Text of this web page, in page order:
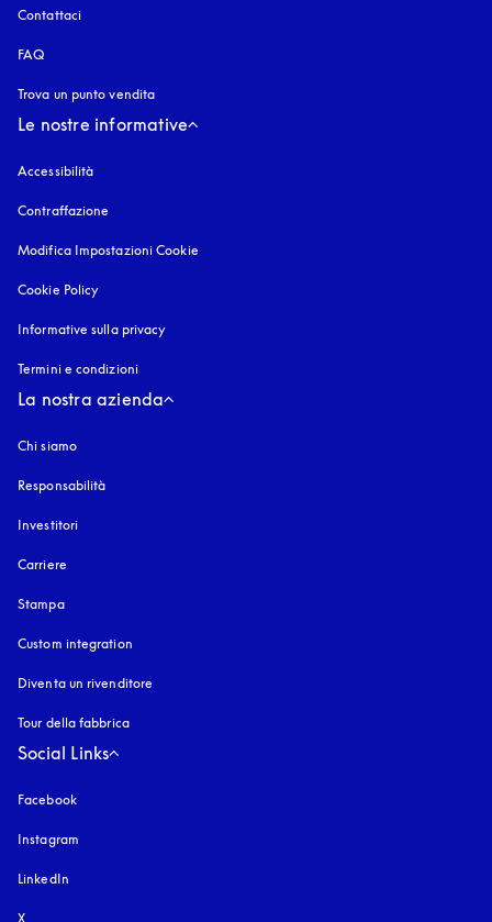
Contattaci
FAQ
Trova un punto vendita
Le nostre informative
Accessibilità
Contraffazione
Modifica Impostazioni Cookie
Cookie Policy
Informative sulla privacy
Termini e condizioni
La nostra azienda
Chi siamo
Responsabilità
Investitori
Carriere
Stampa
Custom integration
Diventa un rivenditore
Tour della fabbrica
Social Links
Facebook
Instagram
LinkedIn
X